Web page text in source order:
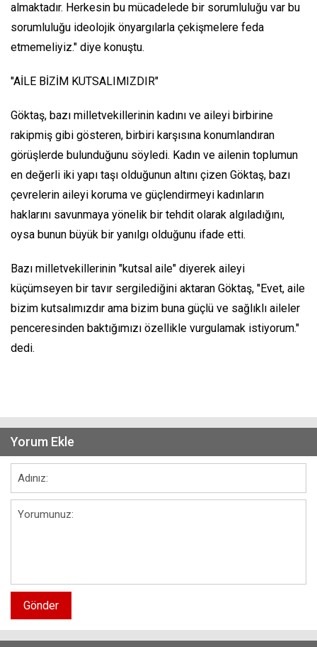
almaktadır. Herkesin bu mücadelede bir sorumluluğu var bu
sorumluluğu ideolojik önyargılarla çekişmelere feda
etmemeliyiz." diye konuştu.
"AİLE BİZİM KUTSALIMIZDIR"
Göktaş, bazı milletvekillerinin kadını ve aileyi birbirine
rakipmiş gibi gösteren, birbiri karşısına konumlandıran
görüşlerde bulunduğunu söyledi. Kadın ve ailenin toplumun
en değerli iki yapı taşı olduğunun altını çizen Göktaş, bazı
çevrelerin aileyi koruma ve güçlendirmeyi kadınların
haklarını savunmaya yönelik bir tehdit olarak algıladığını,
oysa bunun büyük bir yanılgı olduğunu ifade etti.
Bazı milletvekillerinin "kutsal aile" diyerek aileyi
küçümseyen bir tavır sergilediğini aktaran Göktaş, "Evet, aile
bizim kutsalımızdır ama bizim buna güçlü ve sağlıklı aileler
penceresinden baktığımızı özellikle vurgulamak istiyorum."
dedi.
Yorum Ekle
Gönder